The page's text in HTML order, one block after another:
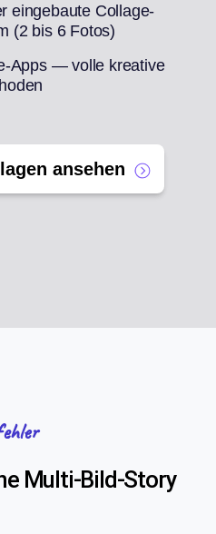
eingebaute Collage-
(2 bis 6 Fotos)
Apps — volle kreative
ansehen
Multi-Bild-Story